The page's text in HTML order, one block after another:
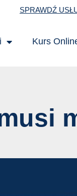
SPRAWDŹ
Kurs